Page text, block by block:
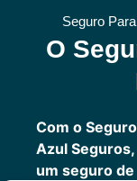
Seguro
O
Com o
Azul
um seguro